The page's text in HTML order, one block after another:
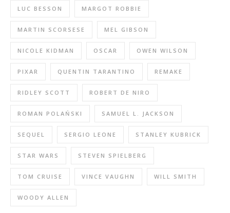
LUC BESSON MARGOT ROBBIE
MARTIN SCORSESE MEL GIBSON
NICOLE KIDMAN OSCAR OWEN WILSON
PIXAR QUENTIN TARANTINO REMAKE
RIDLEY SCOTT ROBERT DE NIRO
ROMAN POLAŃSKI SAMUEL L. JACKSON
SEQUEL SERGIO LEONE STANLEY KUBRICK
STAR WARS STEVEN SPIELBERG
TOM CRUISE VINCE VAUGHN WILL SMITH
WOODY ALLEN